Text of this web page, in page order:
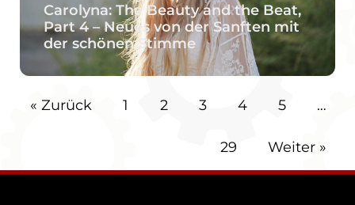
Carolyna: The Beauty and the Beat,
Part 4 – Neues von der Sanften mit
der schönen Stimme
« Zurück 1 2 3 4 5 …
29 Weiter »